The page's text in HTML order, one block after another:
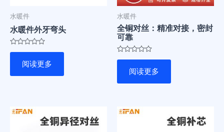
水暖件
水暖件外牙弯头
评
5
阅读更多
水暖件
全铜对丝：精准对接，密封
可靠
评
5
阅读更多